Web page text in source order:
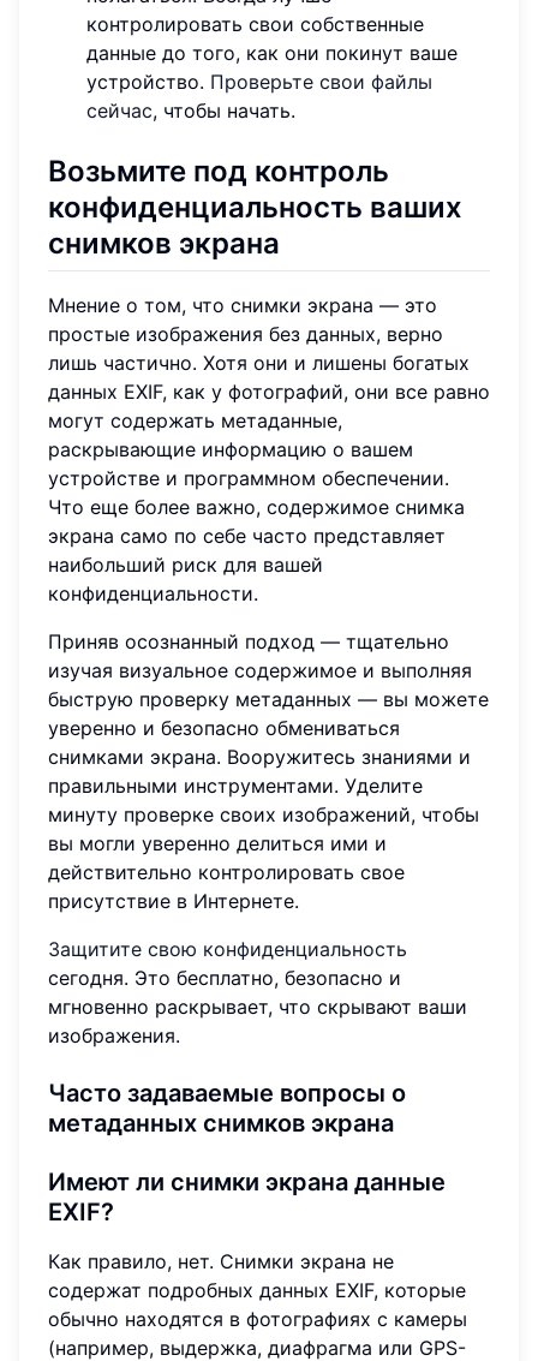
контролировать свои собственные
данные до того, как они покинут ваше
устройство. Проверьте свои файлы
сейчас, чтобы начать.
Возьмите под контроль
конфиденциальность ваших
снимков экрана
Мнение о том, что снимки экрана — это
простые изображения без данных, верно
лишь частично. Хотя они и лишены богатых
данных EXIF, как у фотографий, они все равно
могут содержать метаданные,
раскрывающие информацию о вашем
устройстве и программном обеспечении.
Что еще более важно, содержимое снимка
экрана само по себе часто представляет
наибольший риск для вашей
конфиденциальности.
Приняв осознанный подход — тщательно
изучая визуальное содержимое и выполняя
быструю проверку метаданных — вы можете
уверенно и безопасно обмениваться
снимками экрана. Вооружитесь знаниями и
правильными инструментами. Уделите
минуту проверке своих изображений, чтобы
вы могли уверенно делиться ими и
действительно контролировать свое
присутствие в Интернете.
Защитите свою конфиденциальность
сегодня. Это бесплатно, безопасно и
мгновенно раскрывает, что скрывают ваши
изображения.
Часто задаваемые вопросы о
метаданных снимков экрана
Имеют ли снимки экрана данные
EXIF?
Как правило, нет. Снимки экрана не
содержат подробных данных EXIF, которые
обычно находятся в фотографиях с камеры
(например, выдержка, диафрагма или GPS-